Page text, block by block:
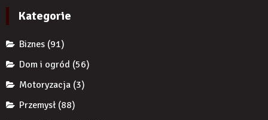
Kategorie
Biznes (91)
Dom i ogród (56)
Motoryzacja (3)
Przemysł (88)